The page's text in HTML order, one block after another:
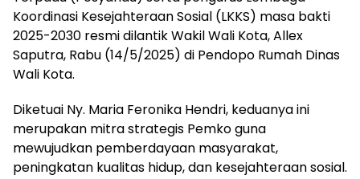
Koordinasi Kesejahteraan Sosial (LKKS) masa bakti
2025-2030 resmi dilantik Wakil Wali Kota, Allex
Saputra, Rabu (14/5/2025) di Pendopo Rumah Dinas
Wali Kota.
Diketuai Ny. Maria Feronika Hendri, keduanya ini
merupakan mitra strategis Pemko guna
mewujudkan pemberdayaan masyarakat,
peningkatan kualitas hidup, dan kesejahteraan sosial.